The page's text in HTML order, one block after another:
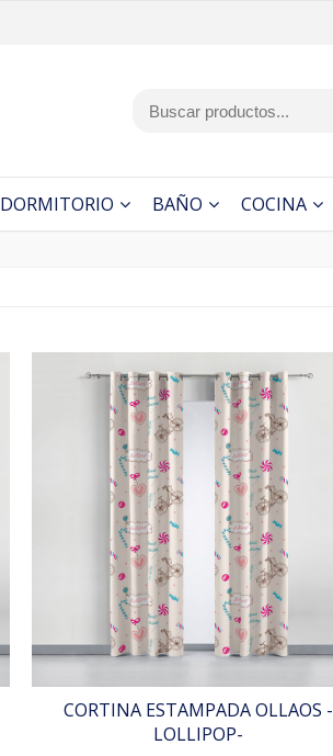
DORMITORIO BAÑO COCINA
CORTINA ESTAMPADA OLLAOS -
LOLLIPOP-